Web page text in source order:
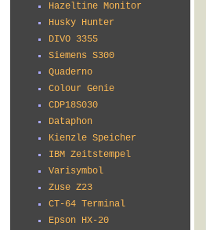
Hazeltine Monitor
Husky Hunter
DIVO 3355
Siemens S300
Quaderno
Colour Genie
CDP18S030
Dataphon
Kienzle Speicher
IBM Zeitstempel
Varisymbol
Zuse Z23
CT-64 Terminal
Epson HX-20